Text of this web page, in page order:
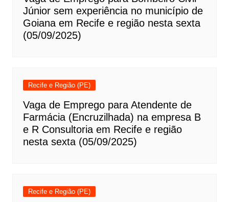
Júnior sem experiência no município de
Goiana em Recife e região nesta sexta
(05/09/2025)
Recife e Região (PE)
Vaga de Emprego para Atendente de
Farmácia (Encruzilhada) na empresa B
e R Consultoria em Recife e região
nesta sexta (05/09/2025)
Recife e Região (PE)